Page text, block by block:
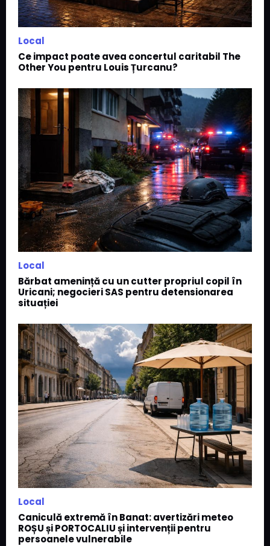
Local
Ce impact poate avea concertul caritabil The
Other You pentru Louis Țurcanu?
Local
Bărbat amenință cu un cutter propriul copil în
Uricani; negocieri SAS pentru detensionarea
situației
Local
Caniculă extremă în Banat: avertizări meteo
ROȘU și PORTOCALIU și intervenții pentru
persoanele vulnerabile